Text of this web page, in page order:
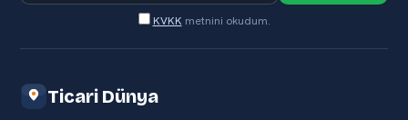
KVKK metnini okudum.
Ticari Dünya